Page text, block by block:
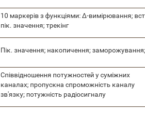
10 маркерів з функціями: Δ-вимірювання;
пік. значення; трекінг
Пік. значення; накопичення;
Співвідношення потужностей у суміжних
каналах; пропускна спроможність каналу
зв'язку; потужність радіосигналу